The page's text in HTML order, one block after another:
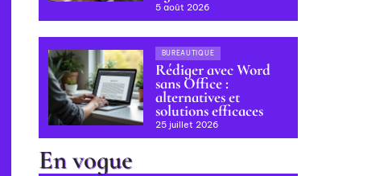
5 août 2026
BUREAUTIQUE
Rédiger avec Word
sans Office :
alternatives et
solutions efficaces
25 juillet 2026
En vogue